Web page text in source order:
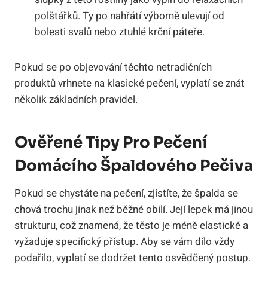
polštářků. Ty po nahřátí výborně ulevují od
bolesti svalů nebo ztuhlé krční páteře.
Pokud se po objevování těchto netradičních
produktů vrhnete na klasické pečení, vyplatí se znát
několik základních pravidel.
Ověřené Tipy Pro Pečení
Domácího Špaldového Pečiva
Pokud se chystáte na pečení, zjistíte, že špalda se
chová trochu jinak než běžné obilí. Její lepek má jinou
strukturu, což znamená, že těsto je méně elastické a
vyžaduje specifický přístup. Aby se vám dílo vždy
podařilo, vyplatí se dodržet tento osvědčený postup.